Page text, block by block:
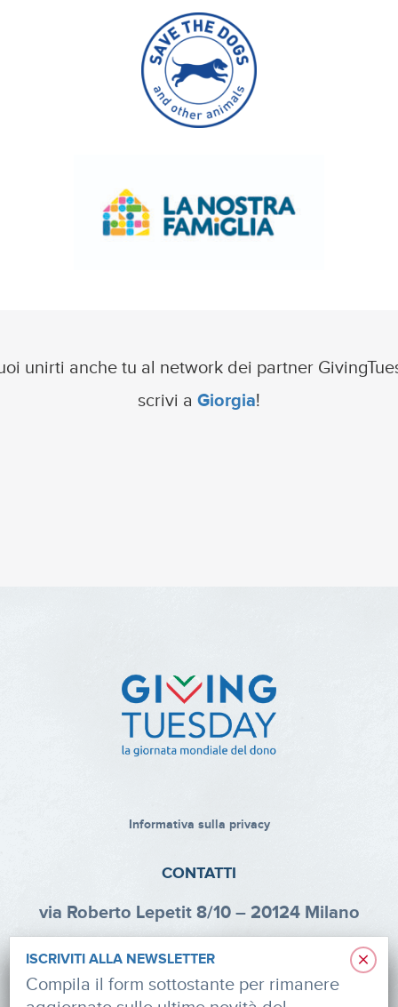
unirti anche tu al network dei partner
scrivi a Giorgia!
Informativa sulla privacy
CONTATTI
via Roberto Lepetit 8/10 – 20124 Milano
Tel: +39 02 47924880
×
ISCRIVITI ALLA NEWSLETTER
Compila il form sottostante per rimanere